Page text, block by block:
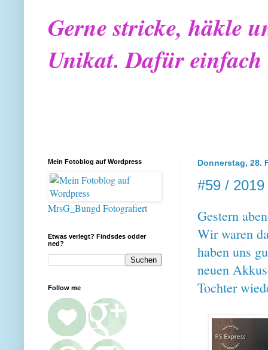
Gerne stricke, häkle
Unikat. Dafür
Donnerstag, 28.
#59 / 2019
Gestern
Wir waren
haben uns
neuen
Tochter
Mein Fotoblog auf Wordpress
MrsG_Bungd Fotografiert
Etwas verlegt? Findsdes odder
ned?
Follow me